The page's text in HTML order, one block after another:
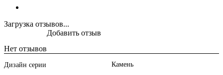
Загрузка отзывов...
Нет отзывов
Добавить отзыв
Дизайн серии Камень